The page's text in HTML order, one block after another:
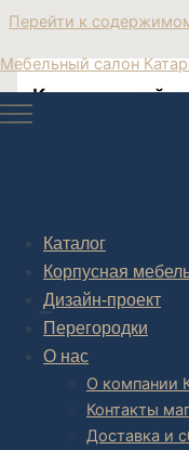
Перейти к
Мебельный салон
Каталог
Корпусная
Дизайн-проект
Перегородки
О нас
О компании
Контакты
Доставка и
Купить
Post navigation
НАЗАД